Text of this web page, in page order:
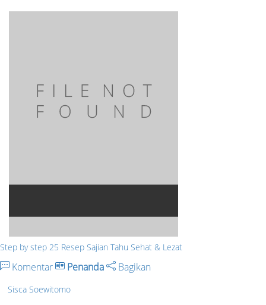
Step by step 25 Resep Sajian Tahu Sehat & Lezat
Komentar Penanda Bagikan
Sisca Soewitomo